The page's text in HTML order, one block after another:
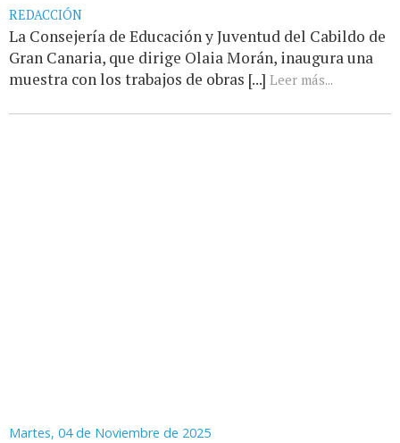
REDACCIÓN
La Consejería de Educación y Juventud del Cabildo de
Gran Canaria, que dirige Olaia Morán, inaugura una
muestra con los trabajos de obras [...] Leer más...
Martes, 04 de Noviembre de 2025